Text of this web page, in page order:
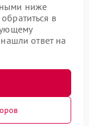
ниже
в
ответ на